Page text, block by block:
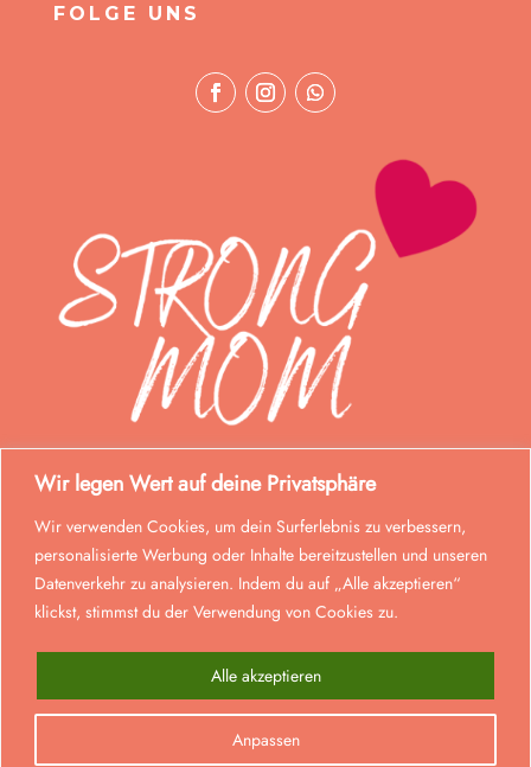
Wir legen Wert auf deine Privatsphäre
Wir verwenden Cookies, um dein Surferlebnis zu verbessern,
personalisierte Werbung oder Inhalte bereitzustellen und unseren
Datenverkehr zu analysieren. Indem du auf „Alle akzeptieren“
klickst, stimmst du der Verwendung von Cookies zu.
Anpassen
Alle akzeptieren
FOLGE UNS
© Strong Mom 2026. Alle Rechte vorbehalten.
Realisiert von